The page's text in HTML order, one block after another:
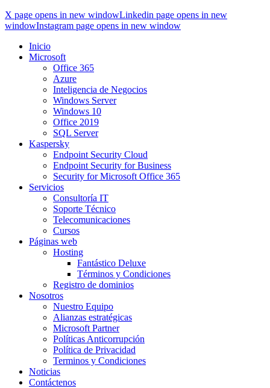
X page opens in new windowLinkedin page opens in new
windowInstagram page opens in new window
Inicio
Microsoft
Office 365
Azure
Inteligencia de Negocios
Windows Server
Windows 10
Office 2019
SQL Server
Kaspersky
Endpoint Security Cloud
Endpoint Security for Business
Security for Microsoft Office 365
Servicios
Consultoría IT
Soporte Técnico
Telecomunicaciones
Cursos
Páginas web
Hosting
Fantástico Deluxe
Términos y Condiciones
Registro de dominios
Nosotros
Nuestro Equipo
Alianzas estratégicas
Microsoft Partner
Políticas Anticorrupción
Política de Privacidad
Terminos y Condiciones
Noticias
Contáctenos